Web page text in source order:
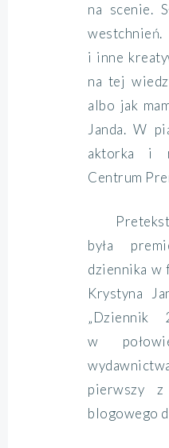
na scenie.
i inne
na tej
albo jak
Janda. W
aktorka i
Centrum
była
dziennika w
Krystyna
„Dziennik
w
pierwszy
blogowego